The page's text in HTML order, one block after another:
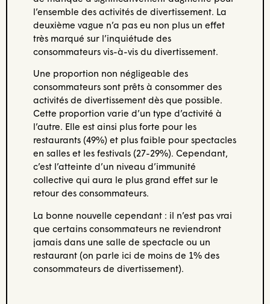
l’ensemble des activités de divertissement. La
deuxième vague n’a pas eu non plus un effet
très marqué sur l’inquiétude des
consommateurs vis-à-vis du divertissement.
Une proportion non négligeable des
consommateurs sont prêts à consommer des
activités de divertissement dès que possible.
Cette proportion varie d’un type d’activité à
l’autre. Elle est ainsi plus forte pour les
restaurants (49%) et plus faible pour spectacles
en salles et les festivals (27-29%). Cependant,
c’est l’atteinte d’un niveau d’immunité
collective qui aura le plus grand effet sur le
retour des consommateurs.
La bonne nouvelle cependant : il n’est pas vrai
que certains consommateurs ne reviendront
jamais dans une salle de spectacle ou un
restaurant (on parle ici de moins de 1% des
consommateurs de divertissement).